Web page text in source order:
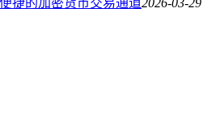
捷的加密货币交易通道2026-03-29